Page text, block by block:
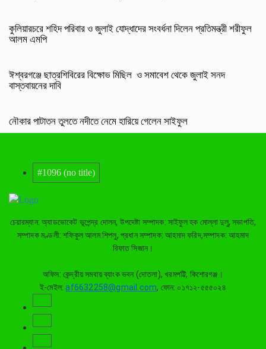
কুলিয়ারচরে শহিদ পরিবার ও জুলাই যোদ্ধাদের সংবর্ধনা দিলেন প্রতিমন্ত্রী শরীফুল
আলম এমপি
ঈশ্বরগঞ্জে ছাত্রশিবিরের বিক্ষোভ মিছিল ও সমাবেশ থেকে জুলাই সনদ
বাস্তবায়নের দাবি
নৌকার পাটাতন তুলতে নদীতে নেমে হারিয়ে গেলেন সাইফুল
#1096 (no title)
চেয়ারম্যান: অ্যাডভোকেট ভূপেন্দ্র দোলন, উপদেষ্টা সম্পাদক: সাইফুল হক মোল্লা দুলু, সভাপতি,
সম্পাদক মণ্ডলী: শফিকুল আলম শিপলু, প্রধান সম্পাদক: আহমাদ ফরিদ,সম্পাদক: আহমাদ
রিফাত সিজান।
অফিস: কেন্দ্রীয় সমবায় ব্যাংক ভবন (দোতলা), খরমপট্টি, কিশোরগঞ্জ।
ই-মেইল:af6632258@gmail.com, ফোন: ০১৭১২-৫৫৫০২৪